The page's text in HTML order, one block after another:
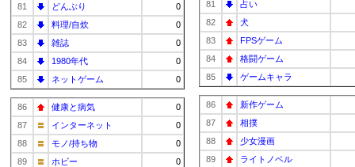
81 どんぶり
0
82
料理/自炊
0
83
雑誌
0
84
1980年代
0
85
ネットゲーム 0
86 健康と病気
0
87
インターネット
0
88
モノ/持ち物
0
89
ホビー
0
81
占い
82
犬
83
FPSゲーム
84
格闘ゲーム
85
ゲームキャラ
86
新作ゲーム
87
相撲
88
少女漫画
89
ライトノベル